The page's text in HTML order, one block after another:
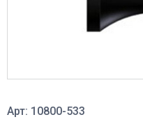
Арт: 10800-533